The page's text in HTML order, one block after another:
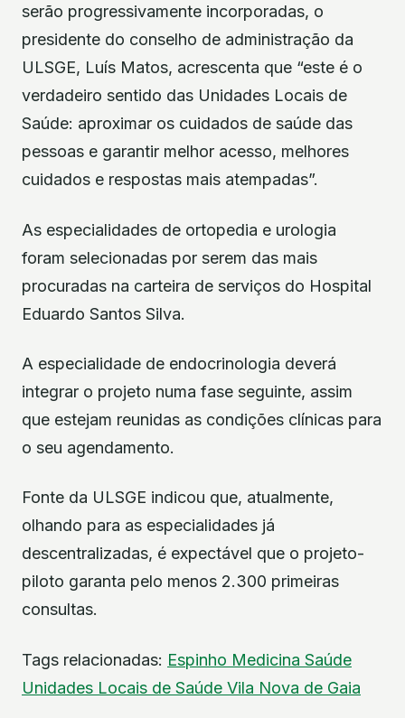
serão progressivamente incorporadas, o
presidente do conselho de administração da
ULSGE, Luís Matos, acrescenta que “este é o
verdadeiro sentido das Unidades Locais de
Saúde: aproximar os cuidados de saúde das
pessoas e garantir melhor acesso, melhores
cuidados e respostas mais atempadas”.
As especialidades de ortopedia e urologia
foram selecionadas por serem das mais
procuradas na carteira de serviços do Hospital
Eduardo Santos Silva.
A especialidade de endocrinologia deverá
integrar o projeto numa fase seguinte, assim
que estejam reunidas as condições clínicas para
o seu agendamento.
Fonte da ULSGE indicou que, atualmente,
olhando para as especialidades já
descentralizadas, é expectável que o projeto-
piloto garanta pelo menos 2.300 primeiras
consultas.
Tags relacionadas: Espinho Medicina Saúde
Unidades Locais de Saúde Vila Nova de Gaia